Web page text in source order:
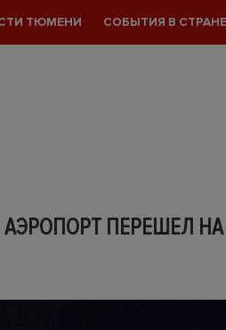
ТЮМЕНИ СОБЫТИЯ В СТРАНЕ
ПЕРЕШЕЛ НА